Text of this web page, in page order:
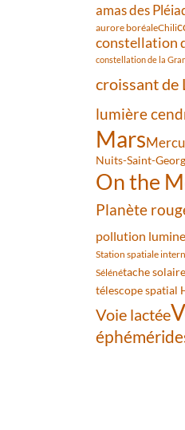
amas des
aurore boréaleChili
constellation
constellation de la
croissant de
lumière
Mars
Nuits-Saint-
On the
Planète
pollution
Station spatiale
Sélénétache solaire
télescope spatial
Voie lactée